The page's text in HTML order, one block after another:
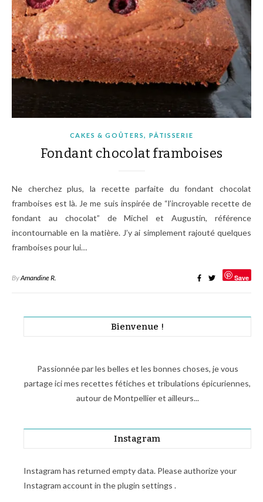
CAKES & GOÛTERS,PÂTISSERIE
Fondant chocolat framboises
Ne cherchez plus, la recette parfaite du fondant chocolat
framboises est là. Je me suis inspirée de “l’incroyable recette de
fondant au chocolat” de Michel et Augustin, référence
incontournable en la matière. J’y ai simplement rajouté quelques
framboises pour lui…
ByAmandine R. Save
Bienvenue !
Passionnée par les belles et les bonnes choses, je vous
partage ici mes recettes fétiches et tribulations épicuriennes,
autour de Montpellier et ailleurs...
Instagram
Instagram has returned empty data. Please authorize your
Instagram account in theplugin settings .